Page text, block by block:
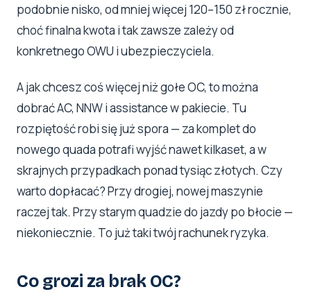
podobnie nisko, od mniej więcej 120–150 zł rocznie,
choć finalna kwota i tak zawsze zależy od
konkretnego OWU i ubezpieczyciela.
A jak chcesz coś więcej niż gołe OC, to można
dobrać AC, NNW i assistance w pakiecie. Tu
rozpiętość robi się już spora — za komplet do
nowego quada potrafi wyjść nawet kilkaset, a w
skrajnych przypadkach ponad tysiąc złotych. Czy
warto dopłacać? Przy drogiej, nowej maszynie
raczej tak. Przy starym quadzie do jazdy po błocie —
niekoniecznie. To już taki twój rachunek ryzyka.
Co grozi za brak OC?